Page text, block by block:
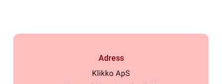
Adress